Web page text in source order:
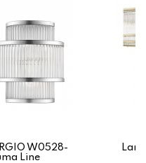
W0528-
Line